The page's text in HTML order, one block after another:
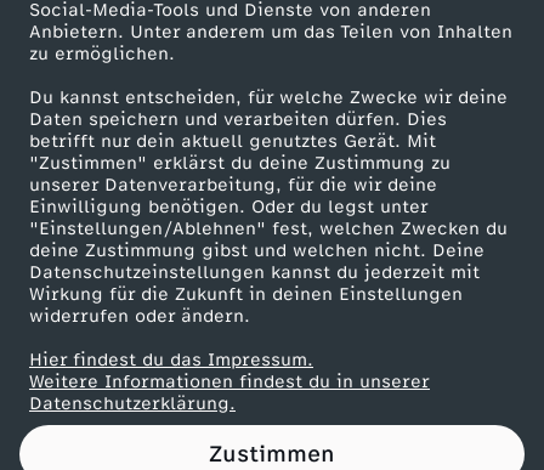
Social-Media-Tools und Dienste von anderen
Anbietern. Unter anderem um das Teilen von Inhalten
zu ermöglichen.
Du kannst entscheiden, für welche Zwecke wir deine
Daten speichern und verarbeiten dürfen. Dies
betrifft nur dein aktuell genutztes Gerät. Mit
"Zustimmen" erklärst du deine Zustimmung zu
unserer Datenverarbeitung, für die wir deine
Einwilligung benötigen. Oder du legst unter
"Einstellungen/Ablehnen" fest, welchen Zwecken du
deine Zustimmung gibst und welchen nicht. Deine
Datenschutzeinstellungen kannst du jederzeit mit
Wirkung für die Zukunft in deinen Einstellungen
widerrufen oder ändern.
Hier findest du das Impressum.
Weitere Informationen findest du in unserer
Datenschutzerklärung.
Zustimmen
i
a
l
e
L
ö
s
u
Karriere
ZDF goes Schule
Werbefernsehen
Mainzelmännchen
Partner